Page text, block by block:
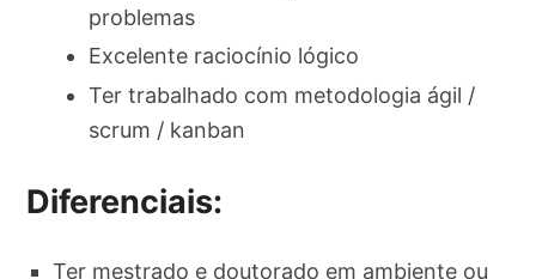
problemas
Excelente raciocínio lógico
Ter trabalhado com metodologia ágil /
scrum / kanban
Diferenciais:
Ter mestrado e doutorado em ambiente ou